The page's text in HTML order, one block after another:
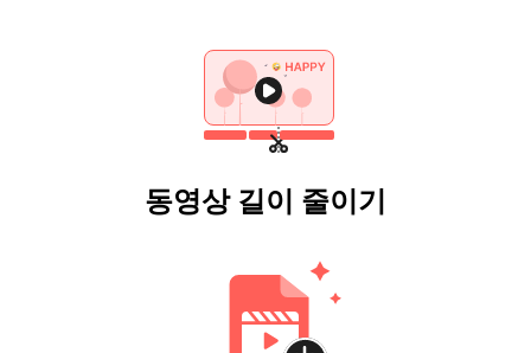
동영상 길이 줄이기